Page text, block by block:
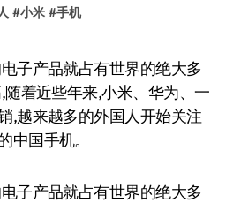
#小米 #手机
着近些年来,小米、华为、一
,越来越多的外国人开始关注
中国手机。
子产品就占有世界的绝大多